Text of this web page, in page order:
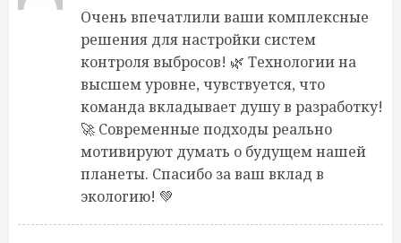
Очень впечатлили ваши комплексные
решения для настройки систем
контроля выбросов! 🌿 Технологии на
высшем уровне, чувствуется, что
команда вкладывает душу в разработку!
🚀 Современные подходы реально
мотивируют думать о будущем нашей
планеты. Спасибо за ваш вклад в
экологию! 💚